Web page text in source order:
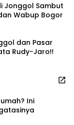
Jonggol Sambut
Wabup Bogor
dan Pasar
Rudy-Jaro!!
Ini